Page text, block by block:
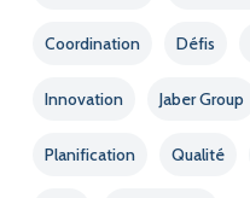
Coordination Défis
Innovation Jaber Group
Planification Qualité